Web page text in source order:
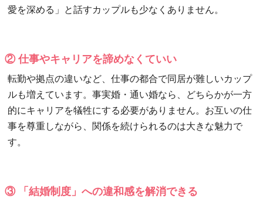
愛を深める」と話すカップルも少なくありません。
② 仕事やキャリアを諦めなくていい
転勤や拠点の違いなど、仕事の都合で同居が難しいカップ
ルも増えています。事実婚・通い婚なら、どちらかが一方
的にキャリアを犠牲にする必要がありません。お互いの仕
事を尊重しながら、関係を続けられるのは大きな魅力で
す。
③ 「結婚制度」への違和感を解消できる